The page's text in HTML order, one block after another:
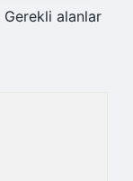
Gerekli alanlar